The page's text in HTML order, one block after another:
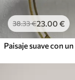
38.33€23.00 €